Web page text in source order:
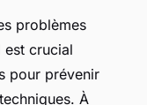
problèmes
crucial
pour prévenir
À